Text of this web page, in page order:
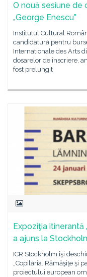
O nouă sesiune de
„George Enescu”
Institutul Cultural
candidatură pentru
Internationale des Arts
dosarelor de înscriere,
fost prelungit
Expoziţia itinerantă
a ajuns la
ICR Stockholm îşi
„Copilăria. Rămăşiţe şi
proiectului european